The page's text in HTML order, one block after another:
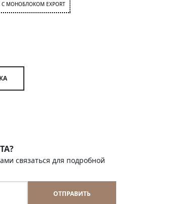
МОНОБЛОКОМ EXPORT
связаться для подробной
ОТПРАВИТЬ